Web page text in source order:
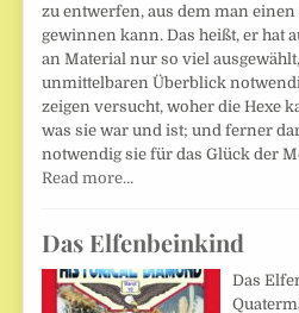
zu entwerfen, aus dem man
gewinnen kann. Das heißt, er hat
an Material nur so viel
unmittelbaren Überblick
zeigen versucht, woher die Hexe
was sie war und ist; und ferner
notwendig sie für das Glück der
Read more…
Das Elfenbeinkind
Das